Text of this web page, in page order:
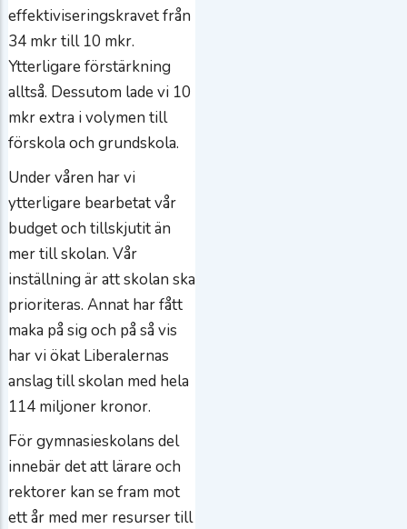
effektiviseringskravet från
34 mkr till 10 mkr.
Ytterligare förstärkning
alltså. Dessutom lade vi 10
mkr extra i volymen till
förskola och grundskola.
Under våren har vi
ytterligare bearbetat vår
budget och tillskjutit än
mer till skolan. Vår
inställning är att skolan ska
prioriteras. Annat har fått
maka på sig och på så vis
har vi ökat Liberalernas
anslag till skolan med hela
114 miljoner kronor.
För gymnasieskolans del
innebär det att lärare och
rektorer kan se fram mot
ett år med mer resurser till